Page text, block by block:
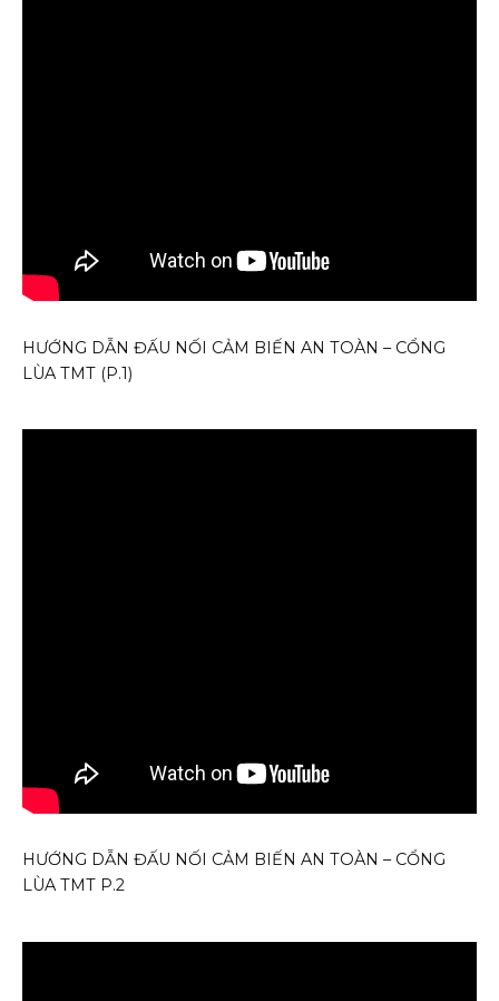
HƯỚNG DẪN ĐẤU NỐI CẢM BIẾN AN TOÀN – CỔNG
LÙA TMT (P.1)
HƯỚNG DẪN ĐẤU NỐI CẢM BIẾN AN TOÀN – CỔNG
LÙA TMT P.2